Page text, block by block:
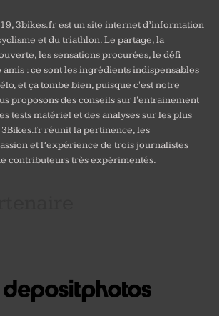
3bikes.fr est un site internet d’information
et du triathlon. Le partage, la
les sensations procurées, le défi
: ce sont les ingrédients indispensables
et ça tombe bien, puisque c'est notre
proposons des conseils sur l'entrainement
tests matériel et des analyses sur les plus
réunit la pertinence, les
et l’expérience de trois journalistes
contributeurs très expérimentés.